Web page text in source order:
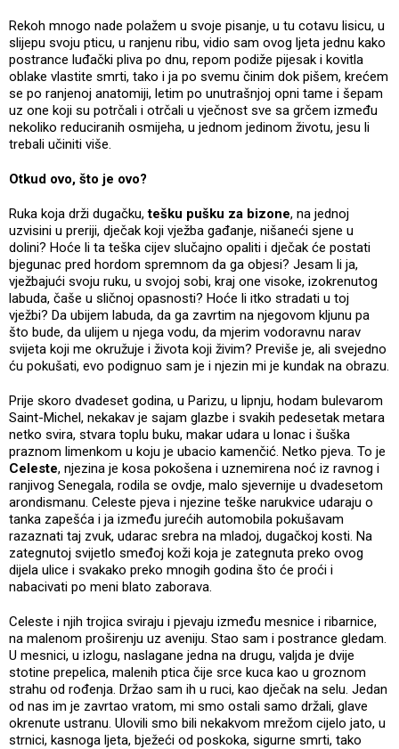
Rekoh mnogo nade polažem u svoje pisanje, u tu cotavu lisicu, u
slijepu svoju pticu, u ranjenu ribu, vidio sam ovog ljeta jednu kako
postrance luđački pliva po dnu, repom podiže pijesak i kovitla
oblake vlastite smrti, tako i ja po svemu činim dok pišem, krećem
se po ranjenoj anatomiji, letim po unutrašnjoj opni tame i šepam
uz one koji su potrčali i otrčali u vječnost sve sa grčem između
nekoliko reduciranih osmijeha, u jednom jedinom životu, jesu li
trebali učiniti više.
Otkud ovo, što je ovo?
Ruka koja drži dugačku,tešku pušku za bizone, na jednoj
uzvisini u preriji, dječak koji vježba gađanje, nišaneći sjene u
dolini? Hoće li ta teška cijev slučajno opaliti i dječak će postati
bjegunac pred hordom spremnom da ga objesi? Jesam li ja,
vježbajući svoju ruku, u svojoj sobi, kraj one visoke, izokrenutog
labuda, čaše u sličnoj opasnosti? Hoće li itko stradati u toj
vježbi? Da ubijem labuda, da ga zavrtim na njegovom kljunu pa
što bude, da ulijem u njega vodu, da mjerim vodoravnu narav
svijeta koji me okružuje i života koji živim? Previše je, ali svejedno
ću pokušati, evo podignuo sam je i njezin mi je kundak na obrazu.
Prije skoro dvadeset godina, u Parizu, u lipnju, hodam bulevarom
Saint-Michel, nekakav je sajam glazbe i svakih pedesetak metara
netko svira, stvara toplu buku, makar udara u lonac i šuška
praznom limenkom u koju je ubacio kamenčić. Netko pjeva. To je
Celeste, njezina je kosa pokošena i uznemirena noć iz ravnog i
ranjivog Senegala, rodila se ovdje, malo sjevernije u dvadesetom
arondismanu. Celeste pjeva i njezine teške narukvice udaraju o
tanka zapešća i ja između jurećih automobila pokušavam
razaznati taj zvuk, udarac srebra na mladoj, dugačkoj kosti. Na
zategnutoj svijetlo smeđoj koži koja je zategnuta preko ovog
dijela ulice i svakako preko mnogih godina što će proći i
nabacivati po meni blato zaborava.
Celeste i njih trojica sviraju i pjevaju između mesnice i ribarnice,
na malenom proširenju uz aveniju. Stao sam i postrance gledam.
U mesnici, u izlogu, naslagane jedna na drugu, valjda je dvije
stotine prepelica, malenih ptica čije srce kuca kao u groznom
strahu od rođenja. Držao sam ih u ruci, kao dječak na selu. Jedan
od nas im je zavrtao vratom, mi smo ostali samo držali, glave
okrenute ustranu. Ulovili smo bili nekakvom mrežom cijelo jato, u
strnici, kasnoga ljeta, bježeći od poskoka, sigurne smrti, tako